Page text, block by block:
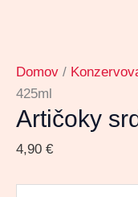
Domov /
425ml
Artičoky
4,90 €